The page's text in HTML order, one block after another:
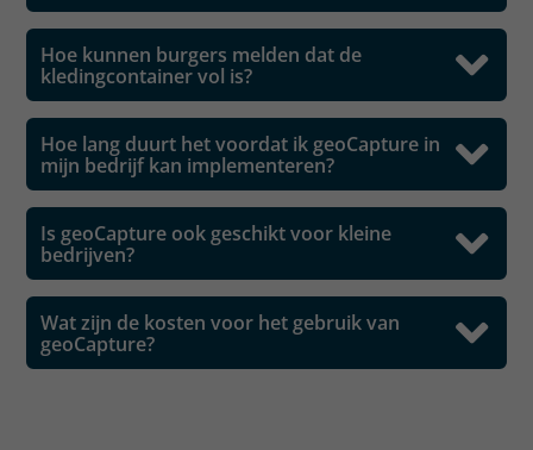
Hoe kunnen burgers melden dat de
kledingcontainer vol is?
Hoe lang duurt het voordat ik geoCapture in
mijn bedrijf kan implementeren?
Is geoCapture ook geschikt voor kleine
bedrijven?
Wat zijn de kosten voor het gebruik van
geoCapture?